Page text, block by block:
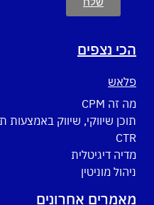
הכי נצפים
פלאש
מה זה CPM
תוכן שיווקי, שיווק באמצעות
CTR
מדיה דיגיטלית
ניהול מוניטין
מאמרים אחרונים